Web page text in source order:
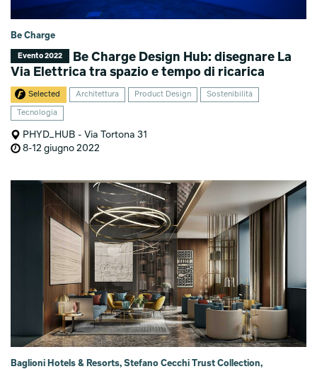
Be Charge
Evento 2022
Be Charge Design Hub: disegnare La
Via Elettrica tra spazio e tempo di ricarica
Selected Architettura Product Design Sostenibilità
Tecnologia
PHYD_HUB - Via Tortona 31
8-12 giugno 2022
Baglioni Hotels & Resorts, Stefano Cecchi Trust Collection,